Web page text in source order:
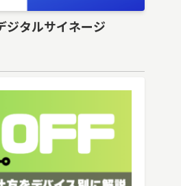
ジタルサイネージ